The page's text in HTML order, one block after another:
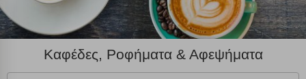
Καφέδες, Ροφήματα & Αφεψήματα